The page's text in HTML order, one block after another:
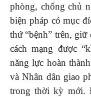
phòng, chống chủ
biện pháp có mục
thứ “bệnh” trên, giữ
cách mạng được
năng lực hoàn
và Nhân dân giao
trong thời kỳ mới.